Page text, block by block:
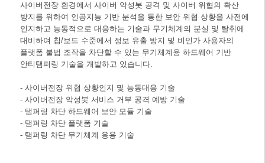
사이버전장 환경에서 사이버 악성봇 공격 및 사이버 위협의 확산
방지를 위하여 인공지능 기반 분석을 통한 보안 위협 상황을 사전에
인지하고 능동적으로 대응하는 기술과 무기체계의 분실 및 탈취에
대비하여 칩/보드 수준에서 정보 유출 방지 및 비인가 사용자의
플랫폼 불법 조작을 차단할 수 있는 무기체계용 하드웨어 기반
안티탬퍼링 기술을 개발하고 있습니다.
- 사이버전장 위협 상황인지 및 능동대응 기술
- 사이버전장 악성봇 서비스 거부 공격 예방 기술
- 탬퍼링 차단 하드웨어 보안 모듈 기술
- 탬퍼링 차단 플랫폼 기술
- 탬퍼링 차단 무기체계 응용 기술